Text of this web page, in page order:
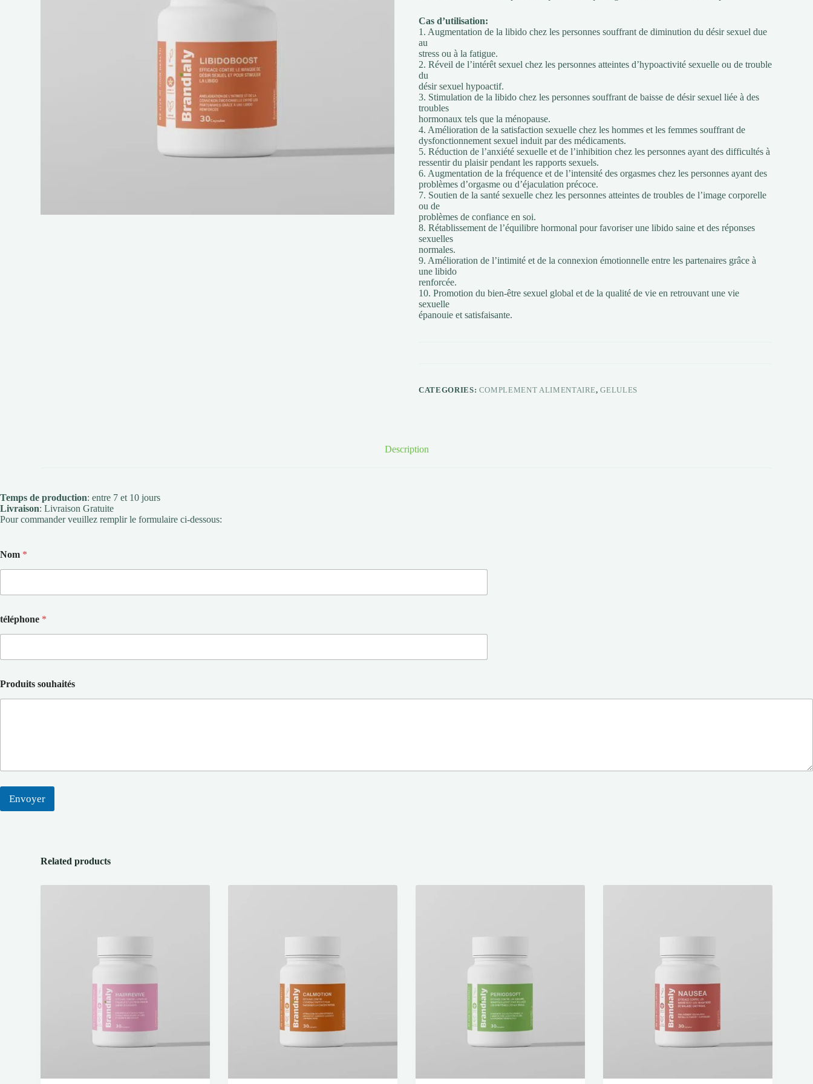
Cas d’utilisation:
1. Augmentation de la libido chez les personnes souffrant de diminution du désir sexuel due
au
stress ou à la fatigue.
2. Réveil de l’intérêt sexuel chez les personnes atteintes d’hypoactivité sexuelle ou de trouble
du
désir sexuel hypoactif.
3. Stimulation de la libido chez les personnes souffrant de baisse de désir sexuel liée à des
troubles
hormonaux tels que la ménopause.
4. Amélioration de la satisfaction sexuelle chez les hommes et les femmes souffrant de
dysfonctionnement sexuel induit par des médicaments.
5. Réduction de l’anxiété sexuelle et de l’inhibition chez les personnes ayant des difficultés à
ressentir du plaisir pendant les rapports sexuels.
6. Augmentation de la fréquence et de l’intensité des orgasmes chez les personnes ayant des
problèmes d’orgasme ou d’éjaculation précoce.
7. Soutien de la santé sexuelle chez les personnes atteintes de troubles de l’image corporelle
ou de
problèmes de confiance en soi.
8. Rétablissement de l’équilibre hormonal pour favoriser une libido saine et des réponses
sexuelles
normales.
9. Amélioration de l’intimité et de la connexion émotionnelle entre les partenaires grâce à
une libido
renforcée.
10. Promotion du bien-être sexuel global et de la qualité de vie en retrouvant une vie
sexuelle
épanouie et satisfaisante.
CATEGORIES: COMPLEMENT ALIMENTAIRE,GELULES
Description
Temps de production: entre 7 et 10 jours
Livraison: Livraison Gratuite
Pour commander veuillez remplir le formulaire ci-dessous:
Nom *
téléphone *
Produits souhaités
Envoyer
Related products